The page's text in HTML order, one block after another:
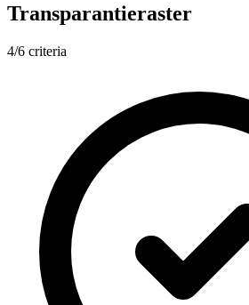
Transparantieraster
4/6 criteria